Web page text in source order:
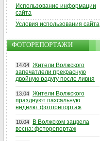
Использование информации
сайта
Условия использования сайта
ФОТОРЕПОРТАЖИ
14.04 Жители Волжского
запечатлели прекрасную
двойную радугу после ливня
13.04 Жители Волжского
празднуют пахсальную
неделю: фоторепортаж
10.04
В Волжском зацвела
весна: фоторепортаж